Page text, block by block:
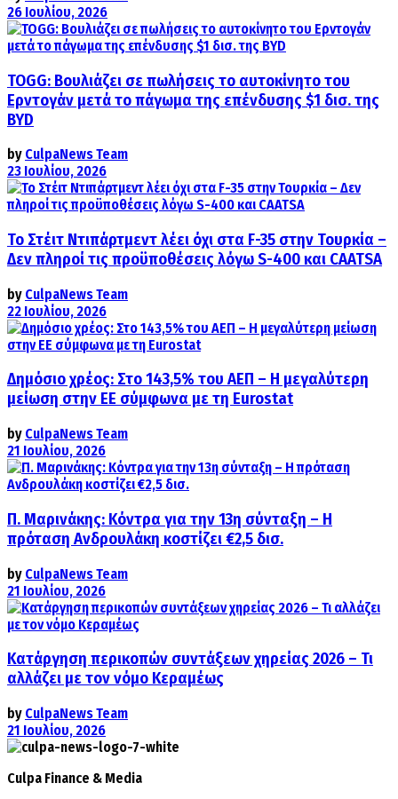
26 Ιουλίου, 2026
TOGG: Βουλιάζει σε πωλήσεις το αυτοκίνητο του
Ερντογάν μετά το πάγωμα της επένδυσης $1 δισ. της
BYD
by CulpaNews Team
23 Ιουλίου, 2026
Το Στέιτ Ντιπάρτμεντ λέει όχι στα F-35 στην Τουρκία –
Δεν πληροί τις προϋποθέσεις λόγω S-400 και CAATSA
by CulpaNews Team
22 Ιουλίου, 2026
Δημόσιο χρέος: Στο 143,5% του ΑΕΠ – Η μεγαλύτερη
μείωση στην ΕΕ σύμφωνα με τη Eurostat
by CulpaNews Team
21 Ιουλίου, 2026
Π. Μαρινάκης: Κόντρα για την 13η σύνταξη – Η
πρόταση Ανδρουλάκη κοστίζει €2,5 δισ.
by CulpaNews Team
21 Ιουλίου, 2026
Κατάργηση περικοπών συντάξεων χηρείας 2026 – Τι
αλλάζει με τον νόμο Κεραμέως
by CulpaNews Team
21 Ιουλίου, 2026
Culpa Finance & Media